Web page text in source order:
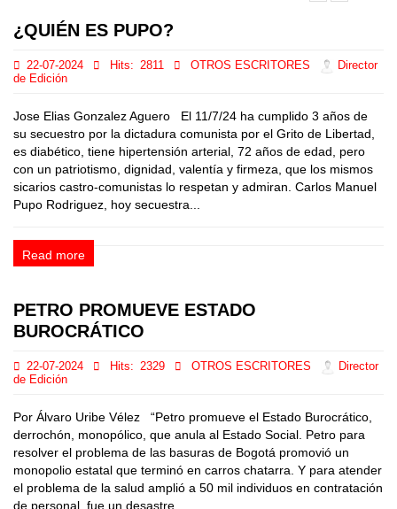
¿QUIÉN ES PUPO?
22-07-2024 Hits: 2811 OTROS ESCRITORES
Director
de Edición
Jose Elias Gonzalez Aguero El 11/7/24 ha cumplido 3 años de
su secuestro por la dictadura comunista por el Grito de Libertad,
es diabético, tiene hipertensión arterial, 72 años de edad, pero
con un patriotismo, dignidad, valentía y firmeza, que los mismos
sicarios castro-comunistas lo respetan y admiran. Carlos Manuel
Pupo Rodriguez, hoy secuestra...
Read more
PETRO PROMUEVE ESTADO
BUROCRÁTICO
22-07-2024 Hits: 2329 OTROS ESCRITORES
Director
de Edición
Por Álvaro Uribe Vélez “Petro promueve el Estado Burocrático,
derrochón, monopólico, que anula al Estado Social. Petro para
resolver el problema de las basuras de Bogotá promovió un
monopolio estatal que terminó en carros chatarra. Y para atender
el problema de la salud amplió a 50 mil individuos en contratación
de personal, fue un desastre...